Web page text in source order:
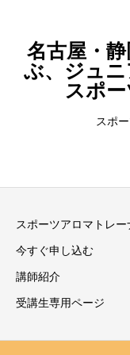
名古屋・
ぶ、ジュ
スポ
スポ
スポーツアロマトレー
今すぐ申し込む
講師紹介
受講生専用ページ